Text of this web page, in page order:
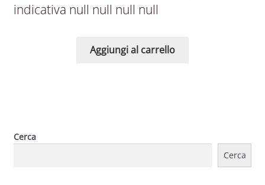
indicativa null null null null
Aggiungi al carrello
Cerca
Cerca